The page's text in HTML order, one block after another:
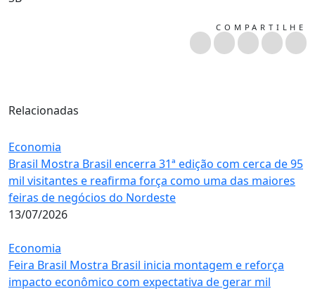
COMPARTILHE
Relacionadas
Economia
Brasil Mostra Brasil encerra 31ª edição com cerca de 95
mil visitantes e reafirma força como uma das maiores
feiras de negócios do Nordeste
13/07/2026
Economia
Feira Brasil Mostra Brasil inicia montagem e reforça
impacto econômico com expectativa de gerar mil